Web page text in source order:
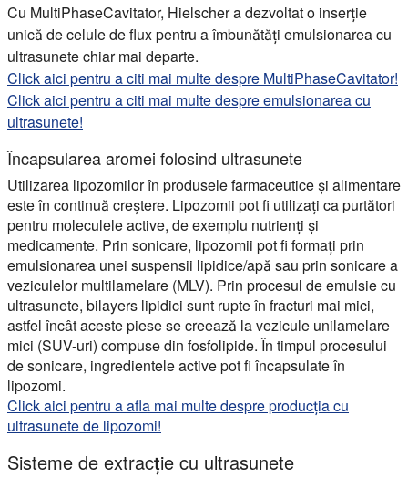
Cu MultiPhaseCavitator, Hielscher a dezvoltat o inserție
unică de celule de flux pentru a îmbunătăți emulsionarea cu
ultrasunete chiar mai departe.
Click aici pentru a citi mai multe despre MultiPhaseCavitator!
Click aici pentru a citi mai multe despre emulsionarea cu
ultrasunete!
Încapsularea aromei folosind ultrasunete
Utilizarea lipozomilor în produsele farmaceutice și alimentare
este în continuă creștere. Lipozomii pot fi utilizați ca purtători
pentru moleculele active, de exemplu nutrienți și
medicamente. Prin sonicare, lipozomii pot fi formați prin
emulsionarea unei suspensii lipidice/apă sau prin sonicare a
veziculelor multilamelare (MLV). Prin procesul de emulsie cu
ultrasunete, bilayers lipidici sunt rupte în fracturi mai mici,
astfel încât aceste piese se creează la vezicule unilamelare
mici (SUV-uri) compuse din fosfolipide. În timpul procesului
de sonicare, ingredientele active pot fi încapsulate în
lipozomi.
Click aici pentru a afla mai multe despre producția cu
ultrasunete de lipozomi!
Sisteme de extracție cu ultrasunete